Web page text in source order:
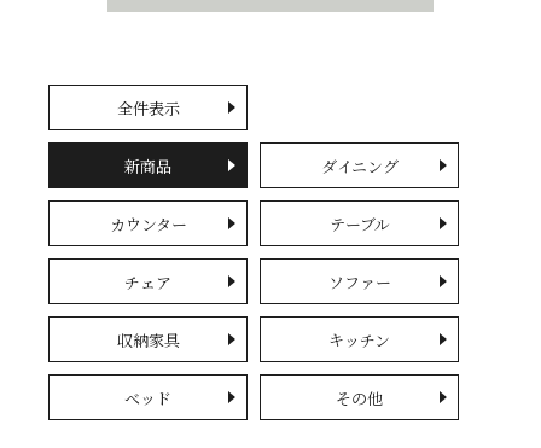
全件表示
新商品 ダイニング
カウンター テーブル
チェア ソファー
収納家具 キッチン
ベッド その他